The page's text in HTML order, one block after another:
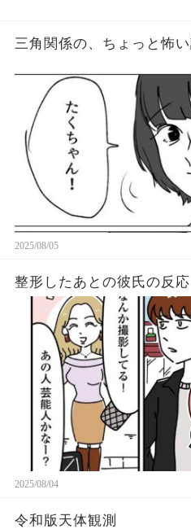
三角関係の、ちょっと怖
2025/08/05
整形したあとの彼氏の反応
2025/08/04
令和版天体観測